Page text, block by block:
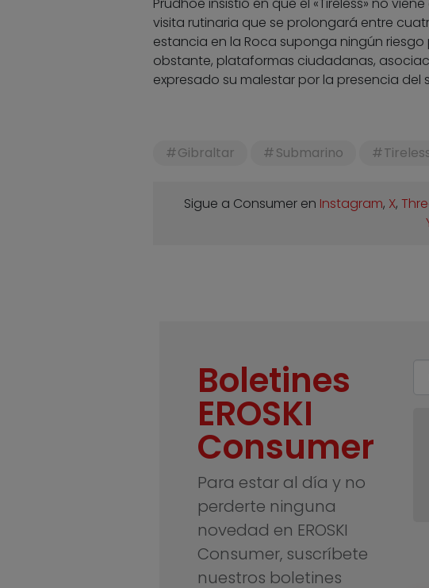
visita rutinaria que se prolongará entre
estancia en la Roca suponga ningún
obstante, plataformas ciudadanas,
expresado su malestar por la presencia del
Gibraltar Submarino
Sigue a Consumer en Instagram, X,
Boletines
EROSKI
Consumer
Para estar al día y no
perderte ninguna
novedad en EROSKI
Consumer, suscríbete
nuestros boletines